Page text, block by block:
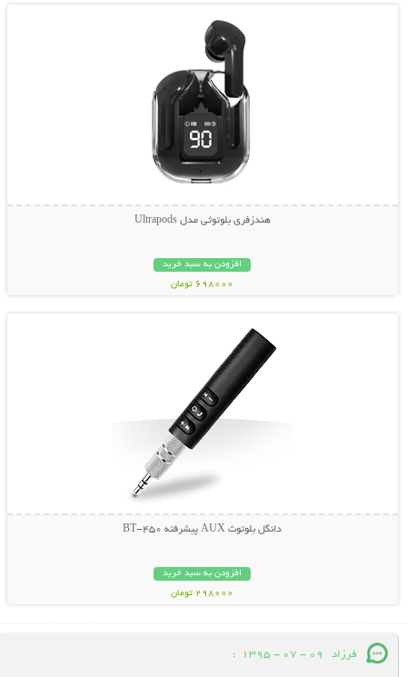
هندزفری بلوتوثی مدل Ultrapods
افزودن به سبد خرید
698000 تومان
نمایش توضیحات بیشتر
دانگل بلوتوث AUX پیشرفته BT-450
افزودن به سبد خرید
298000 تومان
فرزاد 09 - 07 - 1395
: